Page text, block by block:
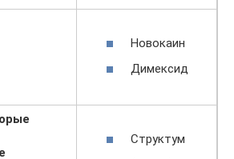
Новокаин
Димексид
Структум